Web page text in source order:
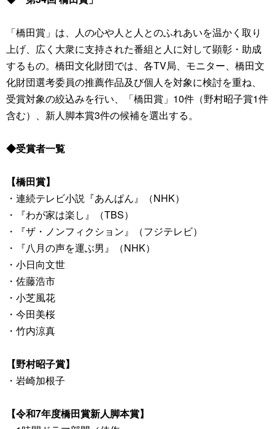
「橋田賞」は、人の心や人と人とのふれあいを温かく取り
上げ、広く大衆に支持された番組と人に対して顕彰・助成
するもの。橋田文化財団では、各TV局、モニター、橋田文
化財団選考委員の推薦作品及び個人を対象に検討を重ね、
受賞対象の絞込みを行い、「橋田賞」10件（野村昭子賞1件
含む）、新人脚本賞3件の候補を選出する。
◆受賞者一覧
【橋田賞】
・連続テレビ小説『あんぱん』（NHK）
・『わが家は楽し』（TBS）
・『ザ・ノンフィクション』（フジテレビ）
・『八月の声を運ぶ男』（NHK）
・小日向文世
・佐藤浩市
・小芝風花
・今田美桜
・竹内涼真
【野村昭子賞】
・岩崎加根子
【令和7年度橋田賞新人脚本賞】